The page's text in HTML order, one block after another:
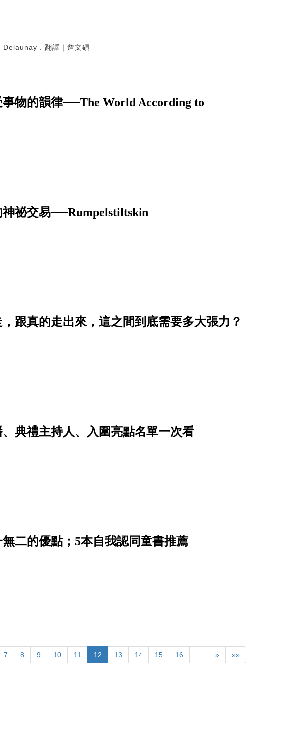
Delaunay．翻譯｜詹文碩
物的韻律──The World According to
祕交易──Rumpelstiltskin
跟真的走出來，這之間到底需要多大張力？
典禮主持人、入圍亮點名單一次看
二的優點；5本自我認同童書推薦
7 8 9 10 11 12 13 14 15 16 … » »»